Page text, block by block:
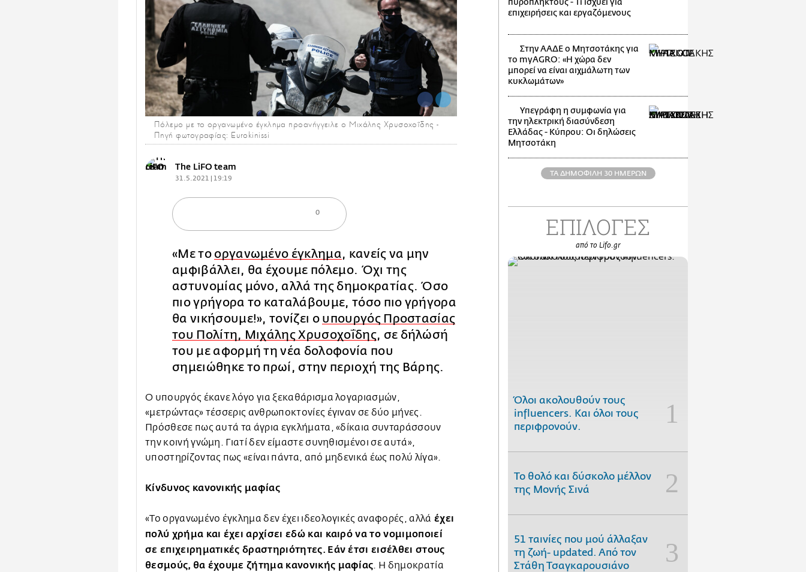
Πόλεμο με το οργανωμένο έγκλημα προανήγγειλε ο Μιχάλης Χρυσοχοΐδης -
Πηγή φωτογραφίας: Eurokinissi
The LiFO team
31.5.2021 | 19:19
0
«Με το οργανωμένο έγκλημα, κανείς να μην
αμφιβάλλει, θα έχουμε πόλεμο. Όχι της
αστυνομίας μόνο, αλλά της δημοκρατίας. Όσο
πιο γρήγορα το καταλάβουμε, τόσο πιο γρήγορα
θα νικήσουμε!», τονίζει ο υπουργός Προστασίας
του Πολίτη, Μιχάλης Χρυσοχοΐδης, σε δήλώσή
του με αφορμή τη νέα δολοφονία που
σημειώθηκε το πρωί, στην περιοχή της Βάρης.
Ο υπουργός έκανε λόγο για ξεκαθάρισμα λογαριασμών,
«μετρώντας» τέσσερις ανθρωποκτονίες έγιναν σε δύο μήνες.
Πρόσθεσε πως αυτά τα άγρια εγκλήματα, «δίκαια συνταράσσουν
την κοινή γνώμη. Γιατί δεν είμαστε συνηθισμένοι σε αυτά»,
υποστηρίζοντας πως «είναι πάντα, από μηδενικά έως πολύ λίγα».
Κίνδυνος κανονικής μαφίας
«Το οργανωμένο έγκλημα δεν έχει ιδεολογικές αναφορές, αλλά έχει
πολύ χρήμα και έχει αρχίσει εδώ και καιρό να το νομιμοποιεί
σε επιχειρηματικές δραστηριότητες. Εάν έτσι εισέλθει στους
θεσμούς, θα έχουμε ζήτημα κανονικής μαφίας. Η δημοκρατία
πυρόπληκτους - Τι ισχύει για
επιχειρήσεις και εργαζόμενους
Στην ΑΑΔΕ ο Μητσοτάκης για
το myAGRO: «Η χώρα δεν
μπορεί να είναι αιχμάλωτη των
κυκλωμάτων»
Υπεγράφη η συμφωνία για
την ηλεκτρική διασύνδεση
Ελλάδας - Κύπρου: Οι δηλώσεις
Μητσοτάκη
ΤΑ ΔΗΜΟΦΙΛΗ 30 ΗΜΕΡΩΝ
ΕΠΙΛΟΓΕΣ
από το Lifo.gr
Όλοι ακολουθούν τους
influencers. Και όλοι τους
περιφρονούν.
Το θολό και δύσκολο μέλλον
της Μονής Σινά
51 ταινίες που μού άλλαξαν
τη ζωή- updated. Aπό τον
Στάθη Τσαγκαρουσιάνο